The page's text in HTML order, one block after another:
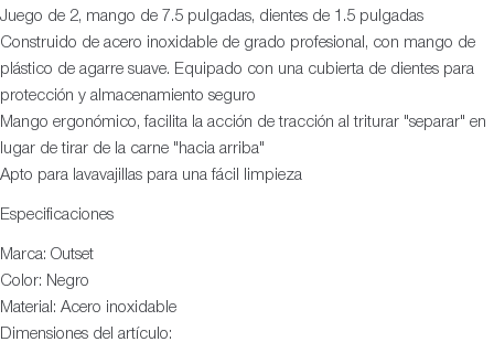
Juego de 2, mango de 7.5 pulgadas, dientes de 1.5 pulgadas
Construido de acero inoxidable de grado profesional, con mango de
plástico de agarre suave. Equipado con una cubierta de dientes para
protección y almacenamiento seguro
Mango ergonómico, facilita la acción de tracción al triturar "separar" en
lugar de tirar de la carne "hacia arriba"
Apto para lavavajillas para una fácil limpieza
Especificaciones
Marca: Outset
Color: Negro
Material: Acero inoxidable
Dimensiones del artículo: